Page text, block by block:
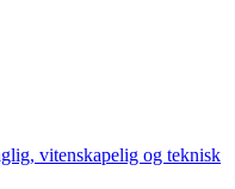
vitenskapelig og teknisk